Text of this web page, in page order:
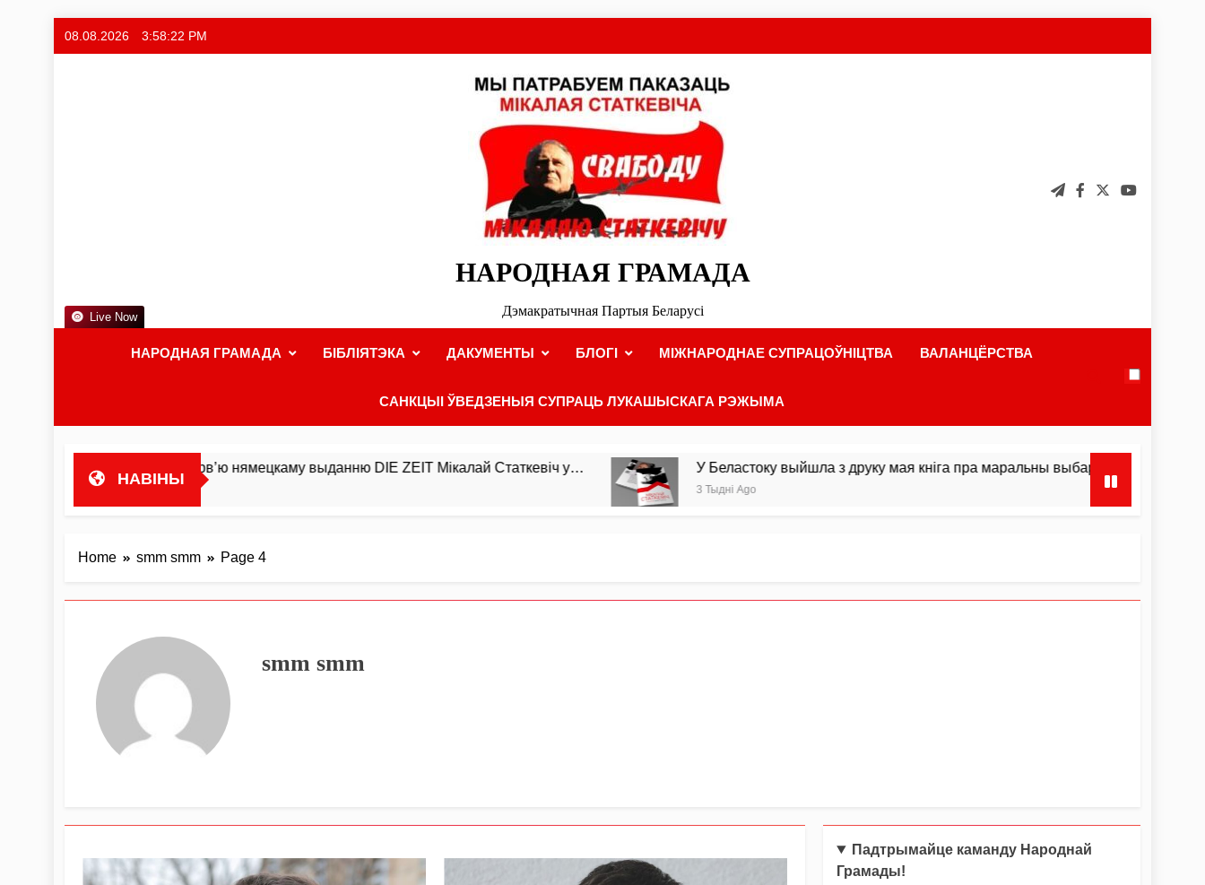
08.08.2026 3:58:23 PM
НАРОДНАЯ ГРАМАДА
Дэмакратычная Партыя Беларусі
НАРОДНАЯ ГРАМАДА БІБЛІЯТЭКА ДАКУМЕНТЫ БЛОГІ МІЖНАРОДНАЕ СУПРАЦОЎНІЦТВА ВАЛАНЦЁРСТВА
САНКЦЫІ ЎВЕДЗЕНЫЯ СУПРАЦЬ ЛУКАШЫСКАГА РЭЖЫМА
Live Now
НАВІНЫ
інтэрв’ю нямецкаму выданню DIE ZEIT Мікалай Статкевіч у… У Беластоку выйшла з друку мая кніга пра маральны выбар і інстынкты
3 Тыдні Ago
Home smm smm Page 4
smm smm
Падтрымайце каманду Народнай
Грамады!